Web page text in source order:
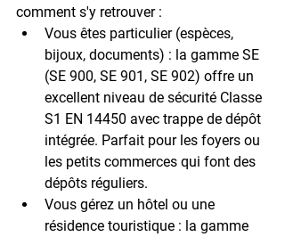
comment s'y retrouver :
Vous êtes particulier (espèces,
bijoux, documents) : la gamme SE
(SE 900, SE 901, SE 902) offre un
excellent niveau de sécurité Classe
S1 EN 14450 avec trappe de dépôt
intégrée. Parfait pour les foyers ou
les petits commerces qui font des
dépôts réguliers.
Vous gérez un hôtel ou une
résidence touristique : la gamme